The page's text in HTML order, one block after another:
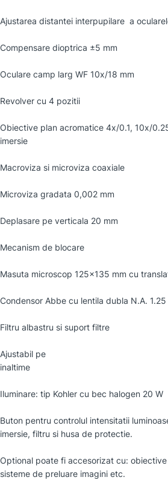
Ajustarea distantei interpupilare a
Compensare dioptrica ±5 mm
Oculare camp larg WF 10x/18 mm
Revolver cu 4 pozitii
Obiective plan acromatice 4x/0.1, 10x/
imersie
Macroviza si microviza coaxiale
Microviza gradata 0,002 mm
Deplasare pe verticala 20 mm
Mecanism de blocare
Masuta microscop 125×135 mm cu
Condensor Abbe cu lentila dubla N.A. 1.25
Filtru albastru si suport filtre
Ajustabil pe
Iluminare: tip Kohler cu bec halogen 20 W
Buton pentru controlul intensitatii
imersie, filtru si husa de protectie.
Optional poate fi accesorizat cu:
sisteme de preluare imagini etc.